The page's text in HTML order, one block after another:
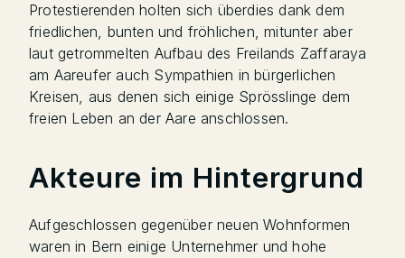
Protestierenden holten sich überdies dank dem
friedlichen, bunten und fröhlichen, mitunter aber
laut getrommelten Aufbau des Freilands Zaffaraya
am Aareufer auch Sympathien in bürgerlichen
Kreisen, aus denen sich einige Sprösslinge dem
freien Leben an der Aare anschlossen.
Akteure im Hintergrund
Aufgeschlossen gegenüber neuen Wohnformen
waren in Bern einige Unternehmer und hohe